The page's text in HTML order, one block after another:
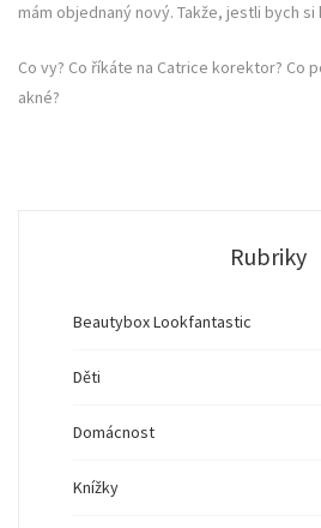
mám objednaný nový. Takže, jestli bych si
Co vy? Co říkáte na Catrice korektor? Co
akné?
Rubriky
Beautybox Lookfantastic
Děti
Domácnost
Knížky